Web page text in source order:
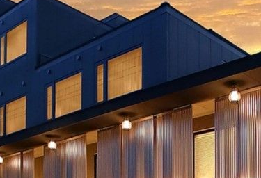
เกาลูน, Hong Kong
N
นิวเทร์ริทอรี่ส์, Hong Kong
H